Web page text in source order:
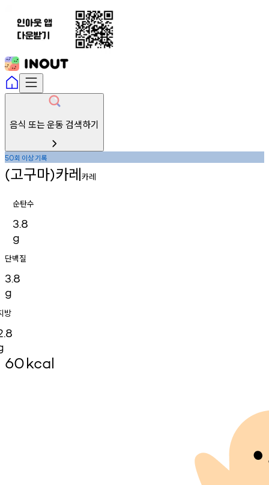
음식 또는 운동 검색하기
50회 이상기록
(고구마)카레카레
순탄수
3.8
g
단백질
3.8
g
방
60kcal